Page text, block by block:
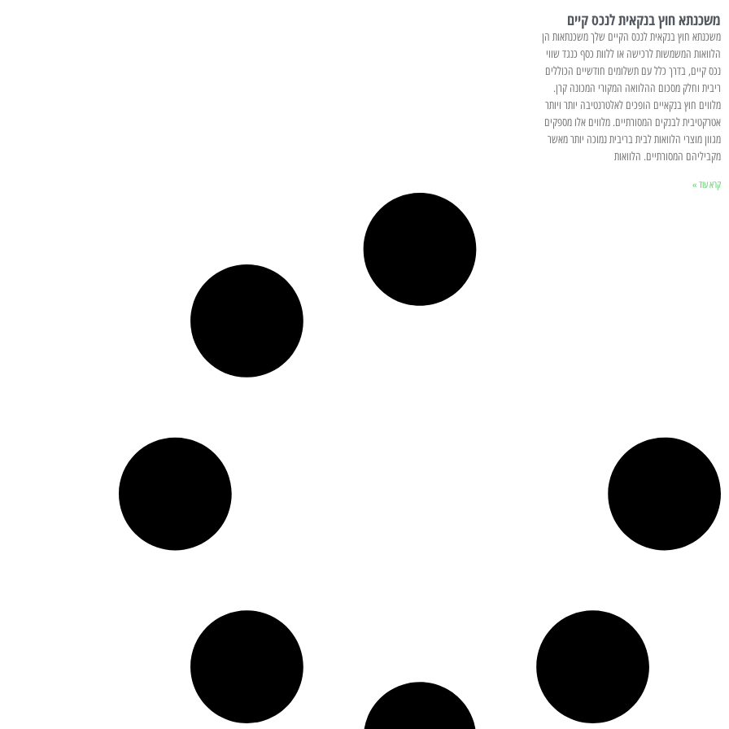
משכנתא חוץ בנקאית לנכס קיים
משכנתא חוץ בנקאית לנכס הקיים שלך משכנתאות הן
הלוואות המשמשות לרכישה או ללוות כסף כנגד שווי
נכס קיים, בדרך כלל עם תשלומים חודשיים הכוללים
ריבית וחלק מסכום ההלוואה המקורי המכונה קרן.
מלווים חוץ בנקאיים הופכים לאלטרנטיבה יותר ויותר
אטרקטיבית לבנקים המסורתיים. מלווים אלו מספקים
מגוון מוצרי הלוואות לבית בריבית נמוכה יותר מאשר
מקביליהם המסורתיים. הלוואות
קרא עוד »